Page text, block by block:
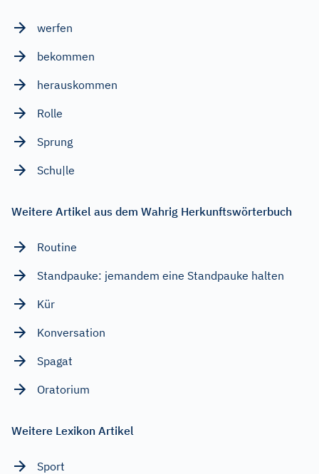
werfen
bekommen
herauskommen
Rolle
Sprung
Schu|le
Weitere Artikel aus dem Wahrig Herkunftswörterbuch
Routine
Standpauke: jemandem eine Standpauke halten
Kür
Konversation
Spagat
Oratorium
Weitere Lexikon Artikel
Sport